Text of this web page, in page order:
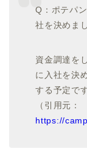
Q：ポテパ
社を決めま
資金調達を
に入社を決
する予定です
（引用元：
https://